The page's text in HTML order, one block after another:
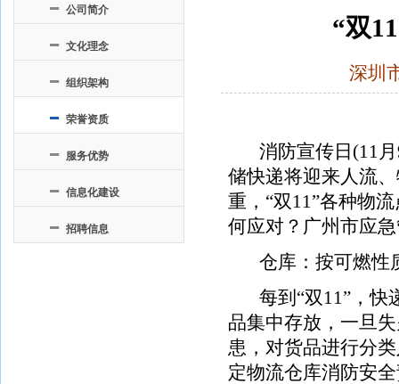
公司简介
文化理念
组织架构
荣誉资质
服务优势
信息化建设
招聘信息
“双
深圳
消防宣传日(11月9
储快递将迎来人流
重，“双11”各种物
何应对？广州市应
仓库：按可燃性
每到“双11”，快
品集中存放，一旦
患，对货品进行分
定物流仓库消防安